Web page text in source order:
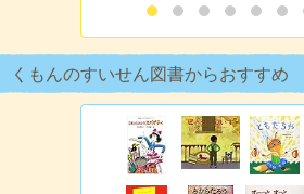
くもんのすいせん図書からおすすめ